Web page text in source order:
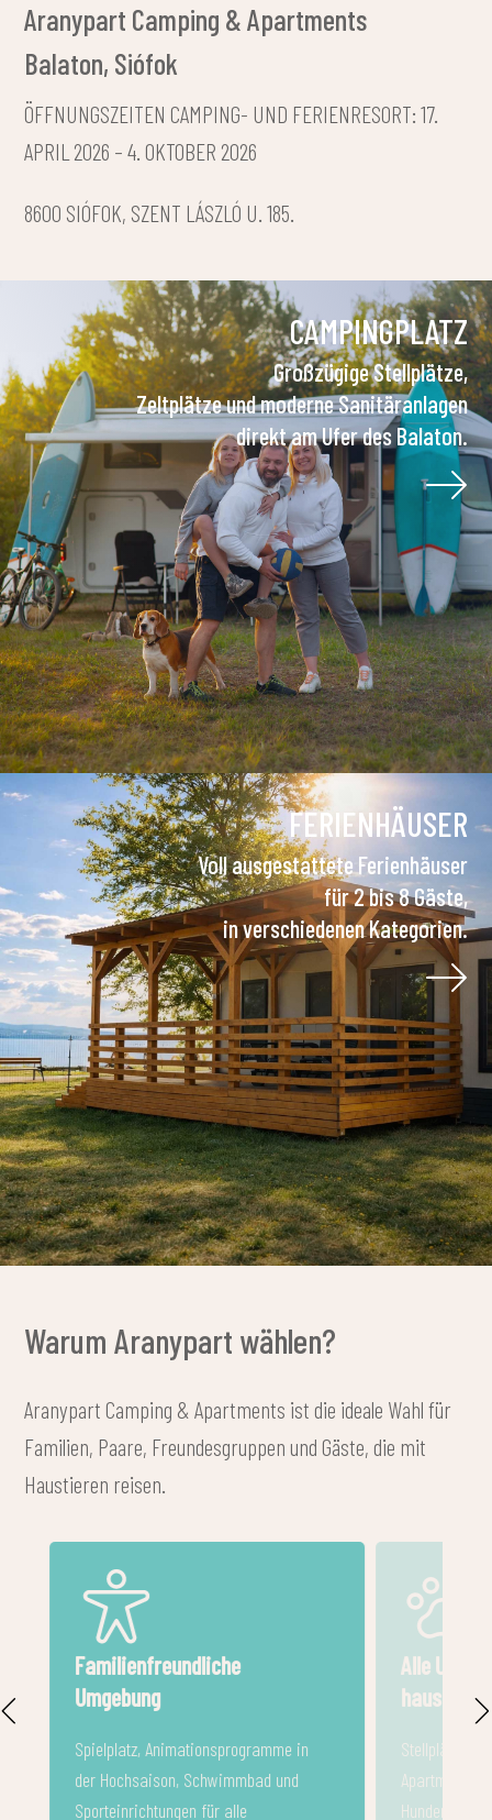
Aranypart Camping & Apartments
Balaton, Siófok
ÖFFNUNGSZEITEN CAMPING- UND FERIENRESORT: 17.
APRIL 2026 – 4. OKTOBER 2026
8600 SIÓFOK, SZENT LÁSZLÓ U. 185.
CAMPINGPLATZ
Großzügige Stellplätze,
Zeltplätze und moderne Sanitäranlagen
direkt am Ufer des Balaton.
FERIENHÄUSER
Voll ausgestattete Ferienhäuser
für 2 bis 8 Gäste,
in verschiedenen Kategorien.
Warum Aranypart wählen?
Aranypart Camping & Apartments ist die ideale Wahl für
Familien, Paare, Freundesgruppen und Gäste, die mit
Haustieren reisen.
in
und
Alle Unterkünfte sind
Stellplätze, Zeltplätze, Mobilheime und
Apartments – nicht nur für Gäste mit
Hunden.